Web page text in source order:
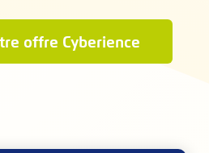
offre Cyberience